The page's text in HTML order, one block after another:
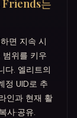
Friends는
면 지속 시
범위를 키우
다. 엘리트의
정 UID로 추
인과 현재 활
사·공유.